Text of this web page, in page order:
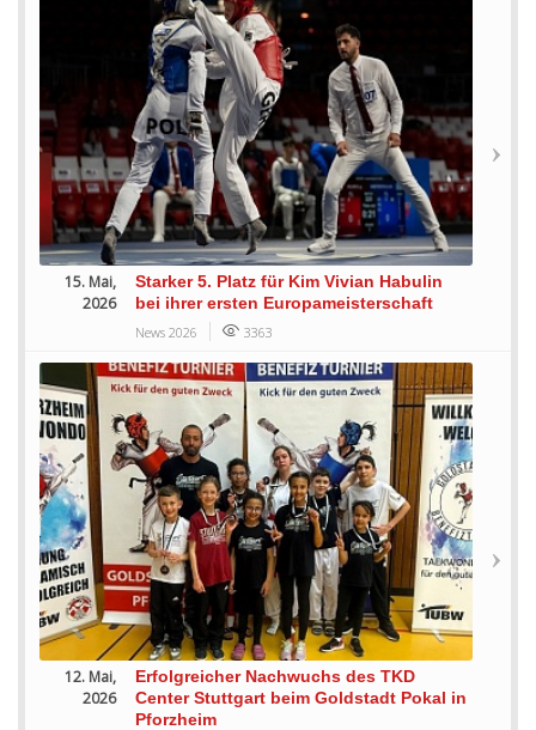
15. Mai,
2026
Starker 5. Platz für Kim Vivian Habulin
bei ihrer ersten Europameisterschaft
News 2026 3363
12. Mai,
2026
Erfolgreicher Nachwuchs des TKD
Center Stuttgart beim Goldstadt Pokal in
Pforzheim